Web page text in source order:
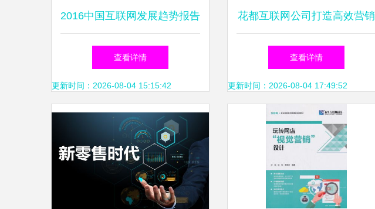
2016中国互联网发展趋势报告
网生内容、网络营销与商业模
式新趋势
查看详情
更新时间：2026-08-04 15:15:42
花都互联网公司打造高效营销
网站的三点核心原则
查看详情
更新时间：2026-08-04 17:49:52